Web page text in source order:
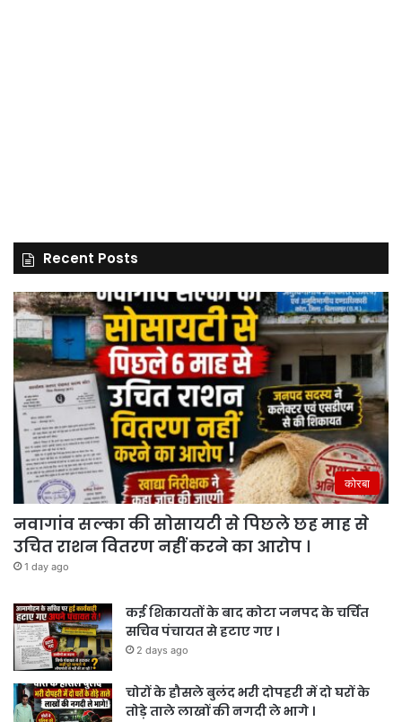
Recent Posts
कोरबा
नवागांव सल्का की सोसायटी से पिछले छह माह से
उचित राशन वितरण नहीं करने का आरोप ।
1 day ago
कई शिकायतों के बाद कोटा जनपद के चर्चित
सचिव पंचायत से हटाए गए ।
2 days ago
चोरों के हौसले बुलंद भरी दोपहरी में दो घरों के
तोड़े ताले लाखों की नगदी ले भागे ।